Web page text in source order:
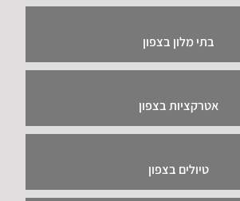
בתי מלון בצפון
אטרקציות בצפון
טיולים בצפון